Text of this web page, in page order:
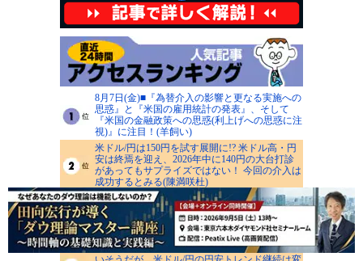
8月7日(金)■『為替介入の影響と更なる実施への
思惑』と『米国の雇用統計の発表』、そして
『米国の金融政策への思惑(利上げへの思惑に注
視)』に注目！(羊飼い)
米ドル/円は150円を試す展開に!? 米ドル高・円
安は終焉を迎え、2026年中に140円の大台打診
があってもサプライズではない！ 今回の介入は
成功するとみる(陳満咲杜)
米ドル/円の160～162円台は日米当局の防衛ライ
ンに！ GW介入時安値155円、神田シーリング
152円が下値めど、押し目買いから戻り売り戦
略へ(西原宏一)
日米協調介入の影響で円は一時的に方向感を失